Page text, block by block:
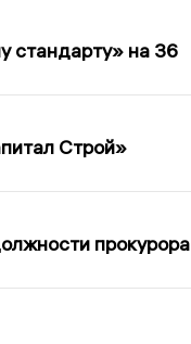
стандарту» на 36
Строй»
прокурора